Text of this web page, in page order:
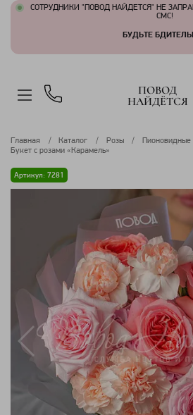
СОТРУДНИКИ "ПОВОД НАЙДЕТСЯ" НЕ
СМС!
БУДЬТЕ
ПОВОД
НАЙДЁТСЯ
Главная Каталог Розы
Пионовидные
Букет с розами «Карамель»
Артикул: 7281